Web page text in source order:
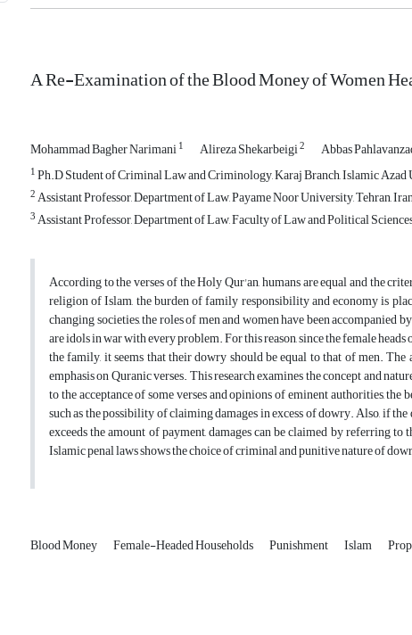
A Re-Examination of the Blood Money of Women
Mohammad Bagher Narimani1 Alireza Shekarbeigi2 Abbas
1Ph.D Student of Criminal Law and Criminology, Karaj Branch, Islamic Azad
2Assistant Professor, Department of Law, Payame Noor University, Tehran,
3Assistant Professor, Department of Law, Faculty of Law and Political
According to the verses of the Holy Qur'an, humans are equal and the
religion of Islam, the burden of family responsibility and economy is
changing societies, the roles of men and women have been
are idols in war with every problem. For this reason, since the female
the family, it seems that their dowry should be equal to that of men.
emphasis on Quranic verses. This research examines the concept and
to the acceptance of some verses and opinions of eminent authorities,
such as the possibility of claiming damages in excess of dowry. Also, if
exceeds the amount of payment, damages can be claimed by
Islamic penal laws shows the choice of criminal and punitive nature of
Blood Money Female-Headed Households Punishment Islam